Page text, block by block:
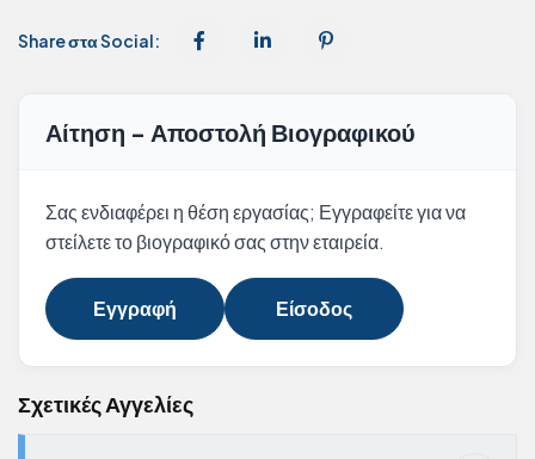
Share στα Social:
Αίτηση - Αποστολή Βιογραφικού
Σας ενδιαφέρει η θέση εργασίας; Εγγραφείτε για να
στείλετε το βιογραφικό σας στην εταιρεία.
Εγγραφή Είσοδος
Σχετικές Αγγελίες